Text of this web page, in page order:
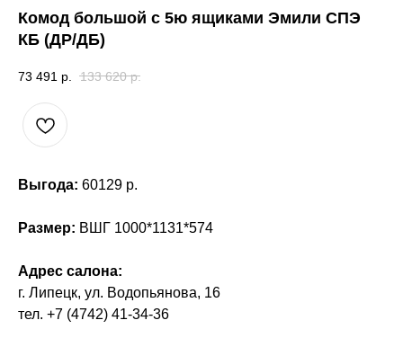
Комод большой с 5ю ящиками Эмили СПЭ
КБ (ДР/ДБ)
73 491 р. 133 620 р.
Выгода: 60129 р.
Размер: ВШГ 1000*1131*574
Адрес салона:
г. Липецк, ул. Водопьянова, 16
тел. +7 (4742) 41-34-36